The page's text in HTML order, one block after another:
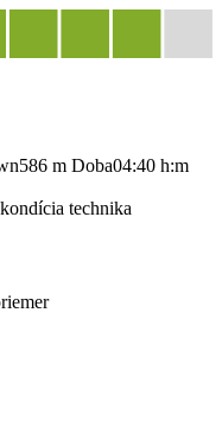
586 m Doba04:40 h:m
kondícia technika